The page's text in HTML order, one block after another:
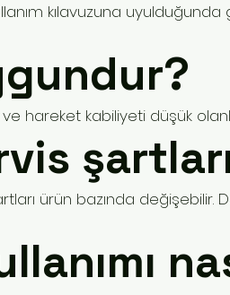
kılavuzuna uyulduğunda
ve hareket kabiliyeti düşük
ürün bazında değişebilir.